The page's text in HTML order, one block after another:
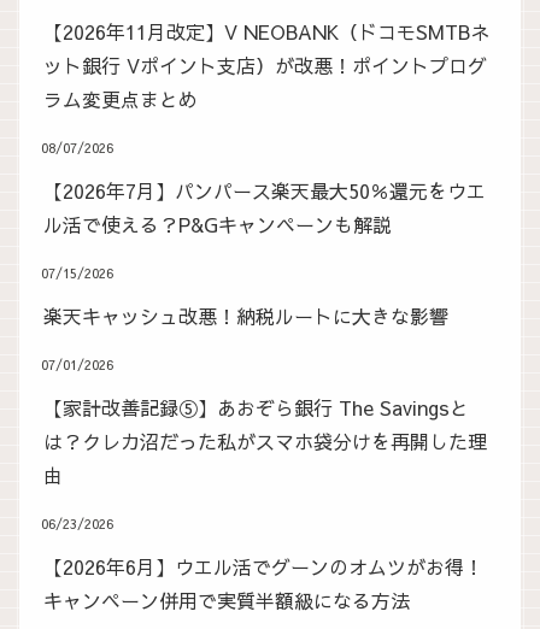
【2026年11月改定】V NEOBANK（ドコモSMTBネ
ット銀行 Vポイント支店）が改悪！ポイントプログ
ラム変更点まとめ
08/07/2026
【2026年7月】パンパース楽天最大50％還元をウエ
ル活で使える？P&Gキャンペーンも解説
07/15/2026
楽天キャッシュ改悪！納税ルートに大きな影響
07/01/2026
【家計改善記録⑤】あおぞら銀行 The Savingsと
は？クレカ沼だった私がスマホ袋分けを再開した理
由
06/23/2026
【2026年6月】ウエル活でグーンのオムツがお得！
キャンペーン併用で実質半額級になる方法